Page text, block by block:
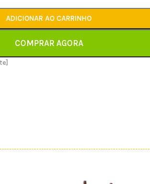
ADICIONAR AO CARRINHO
COMPRAR AGORA